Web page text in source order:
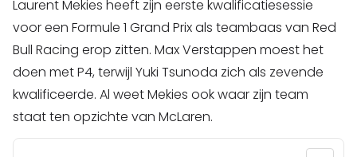
Laurent Mekies heeft zijn eerste kwalificatiesessie
voor een Formule 1 Grand Prix als teambaas van Red
Bull Racing erop zitten. Max Verstappen moest het
doen met P4, terwijl Yuki Tsunoda zich als zevende
kwalificeerde. Al weet Mekies ook waar zijn team
staat ten opzichte van McLaren.